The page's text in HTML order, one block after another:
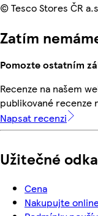
© Tesco Stores ČR
Zatím
Pomozte ostatním
Recenze na našem
publikované recenze
Napsat recenzi
Užitečné
Cena
Nakupujte